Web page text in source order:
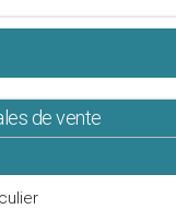
de vente